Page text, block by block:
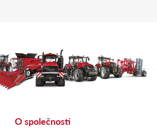
O společnosti